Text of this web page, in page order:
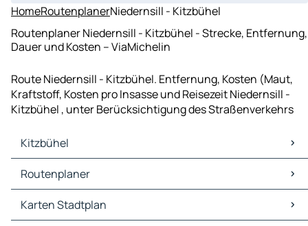
HomeRoutenplanerNiedernsill - Kitzbühel
Routenplaner Niedernsill - Kitzbühel - Strecke, Entfernung,
Dauer und Kosten – ViaMichelin
Route Niedernsill - Kitzbühel. Entfernung, Kosten (Maut,
Kraftstoff, Kosten pro Insasse und Reisezeit Niedernsill -
Kitzbühel , unter Berücksichtigung des Straßenverkehrs
Kitzbühel
Kitzbühel Karten Stadtplan
Kitzbühel Verkehr
Kitzbühel Hotels
Kitzbühel Restaurants
Routenplaner
Routenplaner Kitzbühel - Kufstein
Routenplaner Kitzbühel - Krimml
Karten Stadtplan